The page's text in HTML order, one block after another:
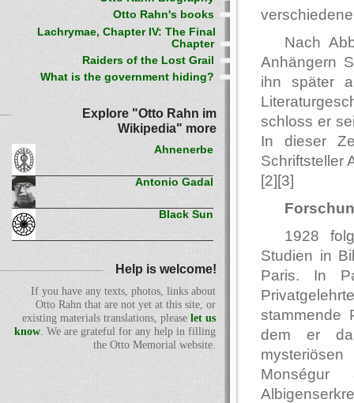
Nach
Anhängern
ihn später
schloss er
In dieser
Schriftsteller
[2][3]
1928
Studien in
Paris. In
stammende
dem er
Monségur
Otto Rahn's books
Lachrymae, Chapter IV: The Final
Chapter
Raiders of the Lost Grail
What is the government hiding?
Explore "Otto Rahn im
Wikipedia" more
Ahnenerbe
Antonio Gadal
Black Sun
Help is welcome!
If you have any texts, photos, links about
Otto Rahn that are not yet at this site, or
existing materials translations, pleaselet us
know. We are grateful for any help in filling
the Otto Memorial website.